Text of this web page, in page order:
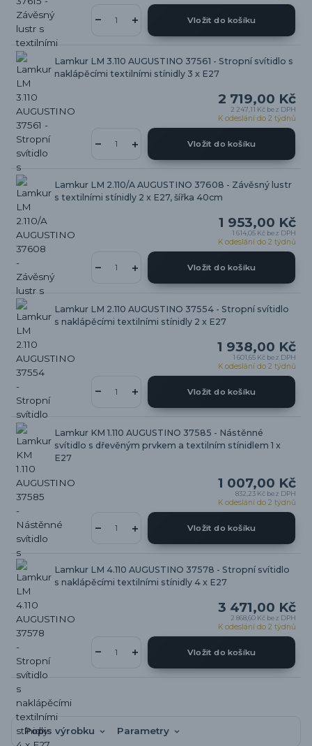
Vložit do košíku
Lamkur LM 3.110 AUGUSTINO 37561 - Stropní svítidlo s
naklápěcími textilními stínidly 3 x E27
2 719,00 Kč
2 247,11 Kč bez DPH
K odeslání do 2 týdnů
Vložit do košíku
Lamkur LM 2.110/A AUGUSTINO 37608 - Závěsný lustr
s textilními stínidly 2 x E27, šířka 40cm
1 953,00 Kč
1 614,05 Kč bez DPH
K odeslání do 2 týdnů
Vložit do košíku
Lamkur LM 2.110 AUGUSTINO 37554 - Stropní svítidlo
s naklápěcími textilními stínidly 2 x E27
1 938,00 Kč
1 601,65 Kč bez DPH
K odeslání do 2 týdnů
Vložit do košíku
Lamkur KM 1.110 AUGUSTINO 37585 - Nástěnné
svítidlo s dřevěným prvkem a textilním stínidlem 1 x
E27
1 007,00 Kč
832,23 Kč bez DPH
K odeslání do 2 týdnů
Vložit do košíku
Lamkur LM 4.110 AUGUSTINO 37578 - Stropní svítidlo
s naklápěcími textilními stínidly 4 x E27
3 471,00 Kč
2 868,60 Kč bez DPH
K odeslání do 2 týdnů
Vložit do košíku
Popis výrobku Parametry